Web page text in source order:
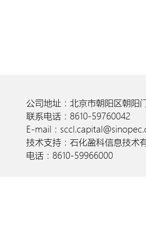
公司地址：北京市朝阳区朝阳
联系电话：8610-59760042
E-mail：
技术支持：石化盈科信息技术
电话：8610-59966000